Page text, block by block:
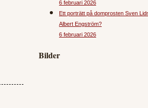
6 februari 2026
Ett porträtt på domprosten Sven
Albert Engström?
6 februari 2026
Bilder